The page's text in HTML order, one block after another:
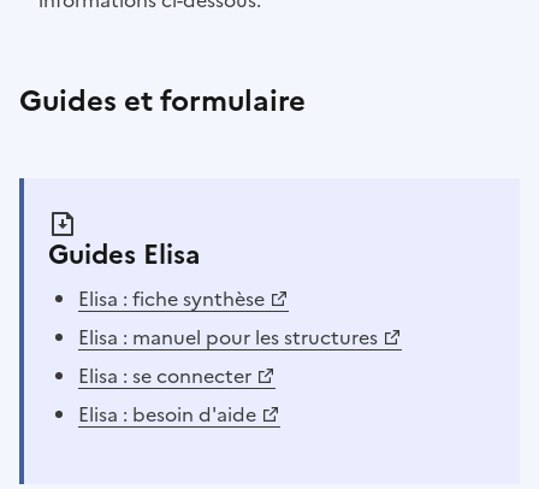
Guides et formulaire
Guides Elisa
Elisa : fiche synthèse
Elisa : manuel pour les structures
Elisa : se connecter
Elisa : besoin d'aide